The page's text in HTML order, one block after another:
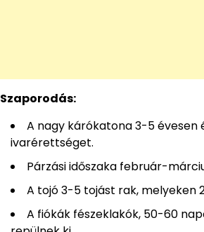
Szaporodás:
A nagy kárókatona 3-5 évesen
ivarérettséget.
Párzási időszaka február-
A tojó 3-5 tojást rak, melyeken
A fiókák fészeklakók, 50-60